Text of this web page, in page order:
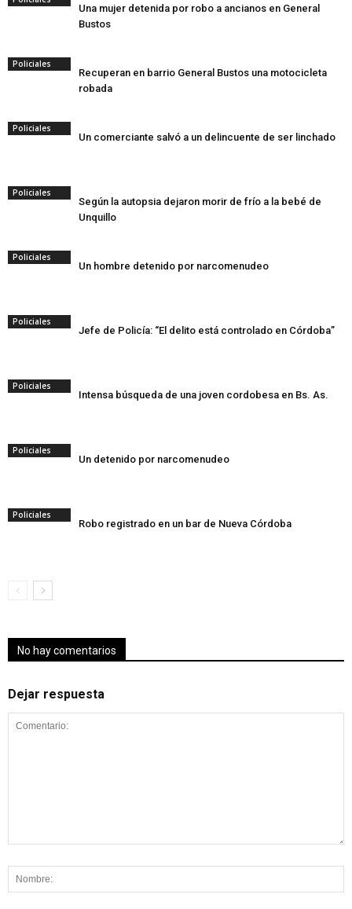
Una mujer detenida por robo a ancianos en General
Bustos
Policiales
Recuperan en barrio General Bustos una motocicleta
robada
Policiales
Un comerciante salvó a un delincuente de ser linchado
Policiales
Según la autopsia dejaron morir de frío a la bebé de
Unquillo
Policiales
Un hombre detenido por narcomenudeo
Policiales
Jefe de Policía: “El delito está controlado en Córdoba”
Policiales
Intensa búsqueda de una joven cordobesa en Bs. As.
Policiales
Un detenido por narcomenudeo
Policiales
Robo registrado en un bar de Nueva Córdoba
No hay comentarios
Dejar respuesta